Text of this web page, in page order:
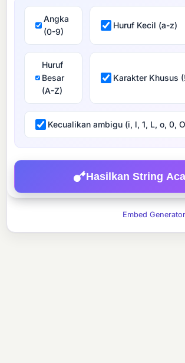
Angka
(0-9)
Huruf Kecil (a-z)
Huruf
Besar
(A-Z)
Karakter Khusus
Kecualikan ambigu (i, l, 1, L, o, 0,
Hasilkan String
Embed